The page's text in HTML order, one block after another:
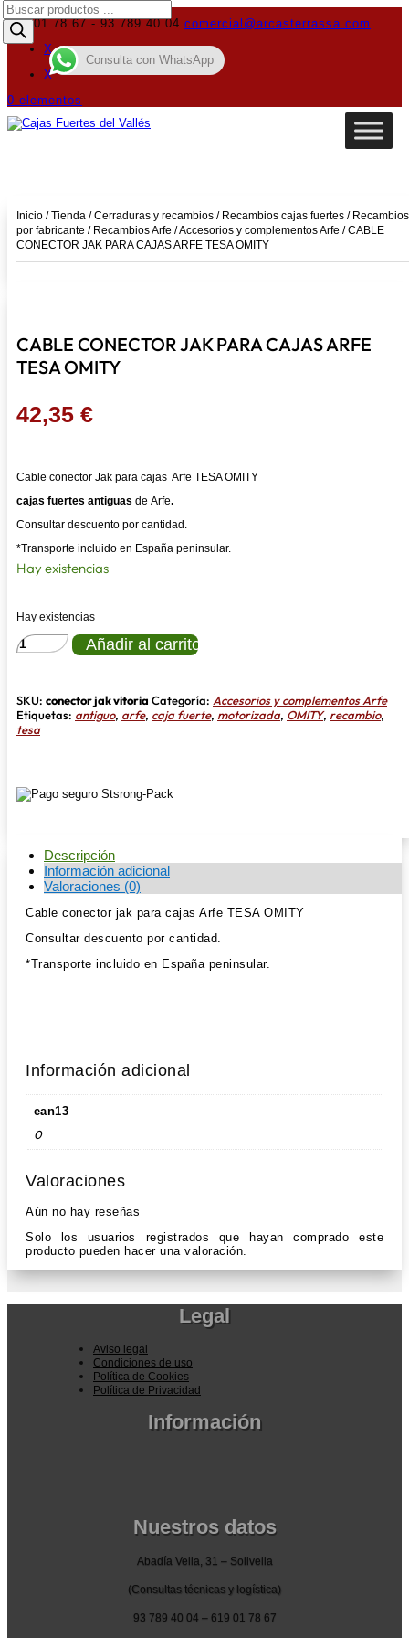
619 01 78 67 - 93 789 40 04 comercial@arcasterrassa.com
X
X
0 elementos
Búsqueda
de
productos
Inicio /Tienda /Cerraduras y recambios / Recambios cajas fuertes / Recambios
por fabricante / Recambios Arfe /Accesorios y complementos Arfe / CABLE
CONECTOR JAK PARA CAJAS ARFE TESA OMITY
CABLE CONECTOR JAK PARA CAJAS ARFE
TESA OMITY
42,35 €
Cable conector Jak para cajas Arfe TESA OMITY
cajas fuertes antiguas de Arfe.
Consultar descuento por cantidad.
*Transporte incluido en España peninsular.
Hay existencias
Hay existencias
CABLE
CONECTOR
CAJAS
ARFE
TESA
Añadir al carrito
SKU: conector jak vitoria Categoría: Accesorios y complementos Arfe
Etiquetas: antiguo, arfe, caja fuerte, motorizada, OMITY, recambio,
tesa
Descripción
Información adicional
Valoraciones (0)
Cable conector jak para cajas Arfe TESA OMITY
Consultar descuento por cantidad.
*Transporte incluido en España peninsular.
Información adicional
ean13
0
Valoraciones
Aún no hay reseñas
Solo los usuarios registrados que hayan comprado este
producto pueden hacer una valoración.
Legal
Aviso legal
Condiciones de uso
Política de Cookies
Política de Privacidad
Información
Nuestros datos
Abadía Vella, 31 – Solivella
(Consultas técnicas y logística)
93 789 40 04 – 619 01 78 67
Consulta con WhatsApp